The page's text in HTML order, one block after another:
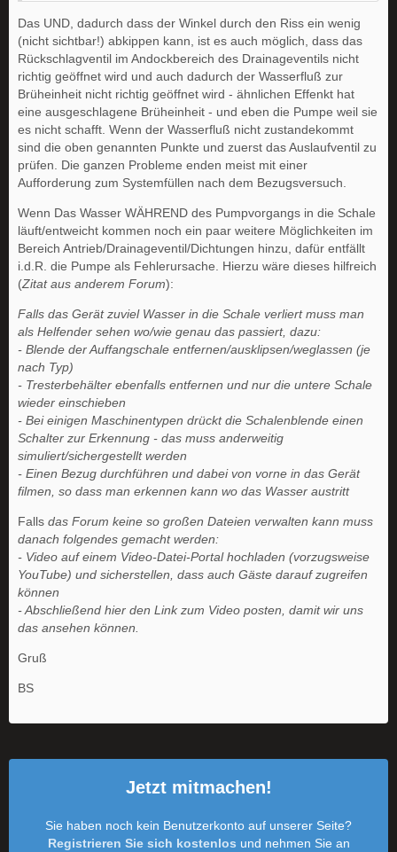
Das UND, dadurch dass der Winkel durch den Riss ein wenig
(nicht sichtbar!) abkippen kann, ist es auch möglich, dass das
Rückschlagventil im Andockbereich des Drainageventils nicht
richtig geöffnet wird und auch dadurch der Wasserfluß zur
Brüheinheit nicht richtig geöffnet wird - ähnlichen Effenkt hat
eine ausgeschlagene Brüheinheit - und eben die Pumpe weil sie
es nicht schafft. Wenn der Wasserfluß nicht zustandekommt
sind die oben genannten Punkte und zuerst das Auslaufventil zu
prüfen. Die ganzen Probleme enden meist mit einer
Aufforderung zum Systemfüllen nach dem Bezugsversuch.
Wenn Das Wasser WÄHREND des Pumpvorgangs in die Schale
läuft/entweicht kommen noch ein paar weitere Möglichkeiten im
Bereich Antrieb/Drainageventil/Dichtungen hinzu, dafür entfällt
i.d.R. die Pumpe als Fehlerursache. Hierzu wäre dieses hilfreich
(Zitat aus anderem Forum):
Falls das Gerät zuviel Wasser in die Schale verliert muss man
als Helfender sehen wo/wie genau das passiert, dazu:
- Blende der Auffangschale entfernen/ausklipsen/weglassen (je
nach Typ)
- Tresterbehälter ebenfalls entfernen und nur die untere Schale
wieder einschieben
- Bei einigen Maschinentypen drückt die Schalenblende einen
Schalter zur Erkennung - das muss anderweitig
simuliert/sichergestellt werden
- Einen Bezug durchführen und dabei von vorne in das Gerät
filmen, so dass man erkennen kann wo das Wasser austritt
Falls das Forum keine so großen Dateien verwalten kann muss
danach folgendes gemacht werden:
- Video auf einem Video-Datei-Portal hochladen (vorzugsweise
YouTube) und sicherstellen, dass auch Gäste darauf zugreifen
können
- Abschließend hier den Link zum Video posten, damit wir uns
das ansehen können.
Gruß
BS
Jetzt mitmachen!
Sie haben noch kein Benutzerkonto auf unserer Seite?
Registrieren Sie sich kostenlos und nehmen Sie an